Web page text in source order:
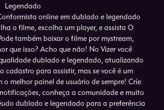
Legendado
online em dublado e legendado
o filme, escolha um player, e assista O
também baixar o filme por mystream,
que isso? Acho que não! No Vizer você
dublado e legendado, atualizando
cadastro para assistir, mas se você é um
o melhor painel de usuário de sempre! Crie
conheça a comunidade e muito
dublado e legendado para a preferência